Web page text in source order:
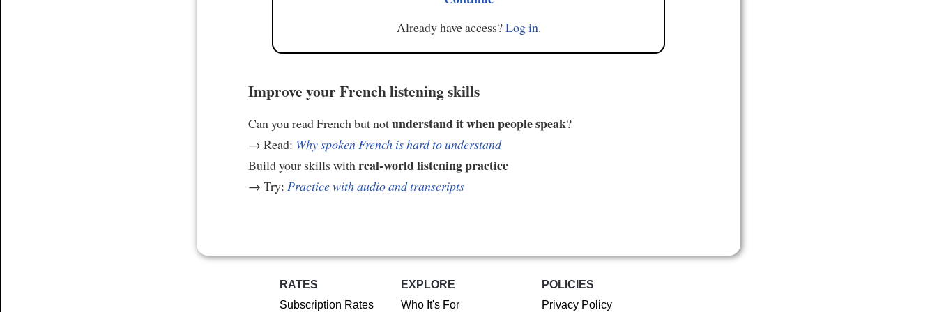
Already have access?Log in.
Improve your French listening skills
Can you read French but notunderstand it when people speak?
→ Read: Why spoken French is hard to understand
Build your skills withreal-world listening practice
→ Try: Practice with audio and transcripts
RATES
Subscription Rates
EXPLORE
Who It's For
POLICIES
Privacy Policy